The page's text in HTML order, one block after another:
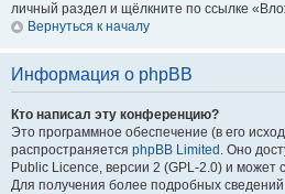
личный раздел и щёлкните по ссылке
Вернуться к началу
Информация о phpBB
Кто написал эту конференцию?
Это программное обеспечение (в его
распространяется phpBB Limited . Оно
Public Licence, версии 2 (GPL-2.0) и может
Для получения более подробных